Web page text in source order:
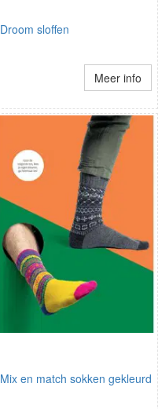
Droom sloffen
Meer info
Mix en match sokken gekleurd